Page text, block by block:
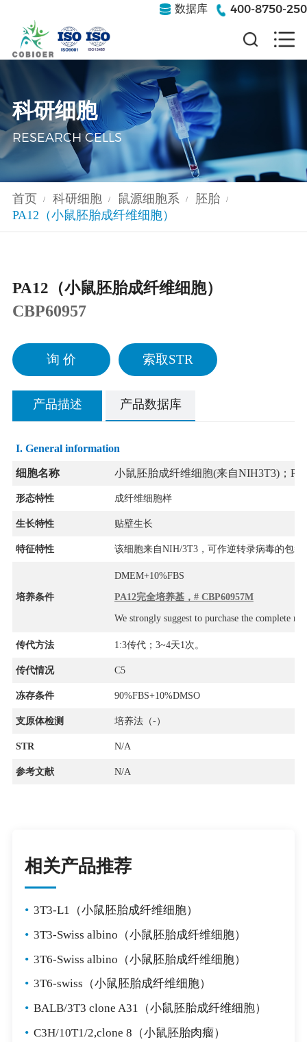
数据库 400-8750-250
科研细胞
RESEARCH CELLS
首页 / 科研细胞 / 鼠源细胞系 / 胚胎 /
PA12（小鼠胚胎成纤维细胞）
PA12（小鼠胚胎成纤维细胞）
CBP60957
询 价 索取STR
产品描述 产品数据库
I. General information
细胞名称 小鼠胚胎成纤维细胞(来自NIH3T3)；
形态特性 成纤维细胞样
生长特性 贴壁生长
特征特性 该细胞来自NIH/3T3，可作逆转录病毒的包
培养条件
DMEM+10%FBS
PA12完全培养基，# CBP60957M
We strongly suggest to purchase the complete
传代方法 1:3传代；3~4天1次。
传代情况 C5
冻存条件 90%FBS+10%DMSO
支原体检测 培养法（-）
STR N/A
参考文献 N/A
相关产品推荐
• 3T3-L1（小鼠胚胎成纤维细胞）
• 3T3-Swiss albino（小鼠胚胎成纤维细胞）
• 3T6-Swiss albino（小鼠胚胎成纤维细胞）
• 3T6-swiss（小鼠胚胎成纤维细胞）
• BALB/3T3 clone A31（小鼠胚胎成纤维细胞）
• C3H/10T1/2,clone 8（小鼠胚胎肉瘤）